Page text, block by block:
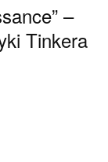
–
Tinkera